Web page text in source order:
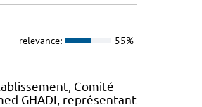
relevance: 55%
Comité
GHADI, représentant